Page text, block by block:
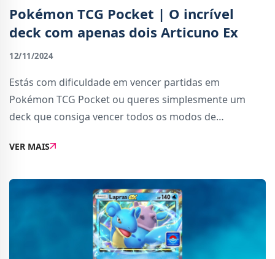
Pokémon TCG Pocket | O incrível
deck com apenas dois Articuno Ex
12/11/2024
Estás com dificuldade em vencer partidas em
Pokémon TCG Pocket ou queres simplesmente um
deck que consiga vencer todos os modos de
apresentar hoje é extremamente simples e eficaz, para
VER MAIS